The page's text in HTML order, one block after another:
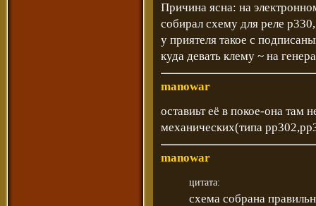
Причина ясна: на
собирал схему для реле
у приятеля такое с
куда девать клему ~ на
manowar
оставиьт её в покое-она там
механических(типа
manowar
цитата:
схема собрана